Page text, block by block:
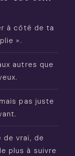
à côté de ta
».
autres que
pas juste
de vrai, de
plus à suivre